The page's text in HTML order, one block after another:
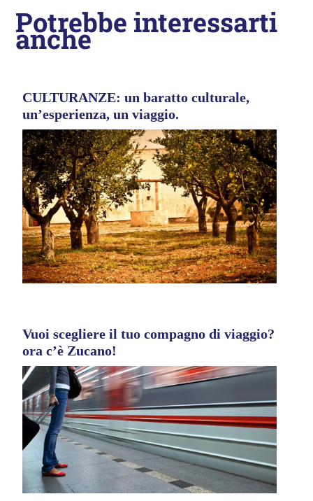
Potrebbe interessarti
anche
CULTURANZE: un baratto culturale,
un’esperienza, un viaggio.
Vuoi scegliere il tuo compagno di viaggio?
ora c’è Zucano!